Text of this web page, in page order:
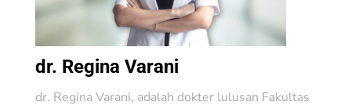
dr. Regina Varani
dr. Regina Varani, adalah dokter lulusan Fakultas